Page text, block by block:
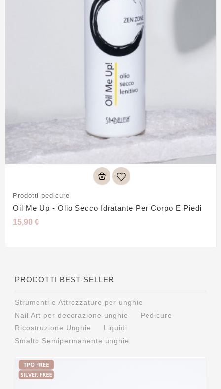
Prodotti pedicure
Oil Me Up - Olio Secco Idratante Per Corpo E Piedi
15,90 €
PRODOTTI BEST-SELLER
Strumenti e Attrezzature per unghie
Nail Art per decorazione unghie
Pedicure
Ricostruzione Unghie
Liquidi
Smalto Semipermanente unghie